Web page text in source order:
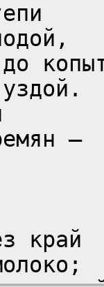
—
край